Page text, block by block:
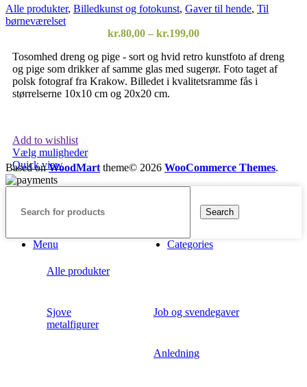
Mulighederne
vælges
varesiden
Alle produkter, Billedkunst og fotokunst, Gaver til hende, Til
børneværelset
kr.80,00 – kr.199,00Prisinterval:
til
kr.199,00
Tosomhed dreng og pige - sort og hvid retro kunstfoto af dreng
og pige som drikker af samme glas med sugerør. Foto taget af
polsk fotograf fra Krakow. Billedet i kvalitetsramme fås i
størrelserne 10x10 cm og 20x20 cm.
Add to wishlist
Vælg mulighederDette
vare
har
flere
Mulighederne
vælges
Quick view
Based onWoodMart theme© 2026 WooCommerce Themes.
Search
Menu Categories
Alle produkter
Sjove
metalfigurer
Job og svendegaver
Anledning